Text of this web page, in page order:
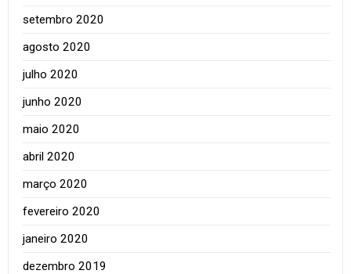
setembro 2020
agosto 2020
julho 2020
junho 2020
maio 2020
abril 2020
março 2020
fevereiro 2020
janeiro 2020
dezembro 2019